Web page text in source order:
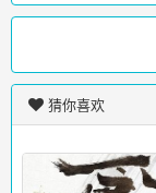
猜你喜欢